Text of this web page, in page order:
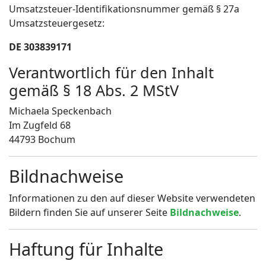
Umsatzsteuer-Identifikationsnummer gemäß § 27a
Umsatzsteuergesetz:
DE 303839171
Verantwortlich für den Inhalt
gemäß § 18 Abs. 2 MStV
Michaela Speckenbach
Im Zugfeld 68
44793 Bochum
Bildnachweise
Informationen zu den auf dieser Website verwendeten
Bildern finden Sie auf unserer Seite Bildnachweise.
Haftung für Inhalte